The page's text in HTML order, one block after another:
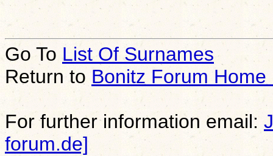
Go To List Of Surnames
Return to Bonitz Forum Home
For further information email:
forum.de]